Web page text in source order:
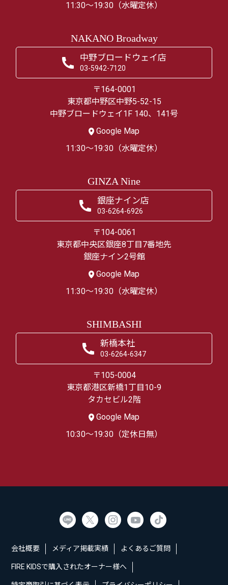
11:30～19:30（水曜定休）
NAKANO Broadway
中野ブロードウェイ店
03-5942-7120
〒164-0001
東京都中野区中野5-52-15
中野ブロードウェイ1F 140、141号
Google Map
11:30～19:30（水曜定休）
GINZA Nine
銀座ナイン店
03-6264-6926
〒104-0061
東京都中央区銀座8丁目7番地先
銀座ナイン2号館
Google Map
11:30～19:30（水曜定休）
SHIMBASHI
新橋本社
03-6264-6347
〒105-0004
東京都港区新橋1丁目10-9
タカセビル2階
Google Map
10:30～19:30（定休日無）
会社概要 メディア掲載実績 よくあるご質問
FIRE KIDSで購入されたオーナー様へ